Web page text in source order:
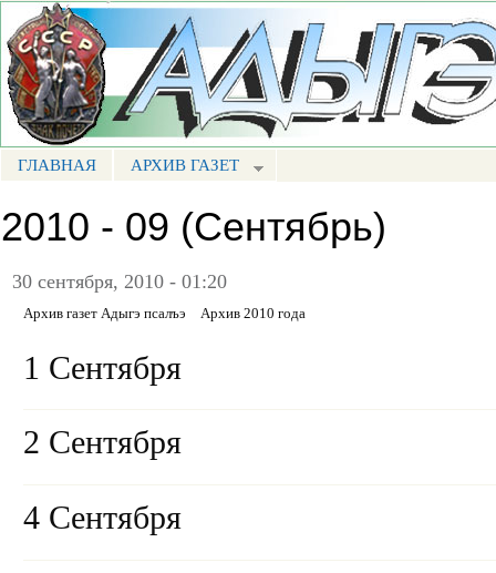
Портал СМИ КБР
МЕНЮ АП
ГЛАВНАЯ АРХИВ ГАЗЕТ
2010 - 09 (Сентябрь)
30 сентября, 2010 - 01:20
Архив газет Адыгэ псалъэ Архив 2010 года
1 Сентября
2 Сентября
4 Сентября